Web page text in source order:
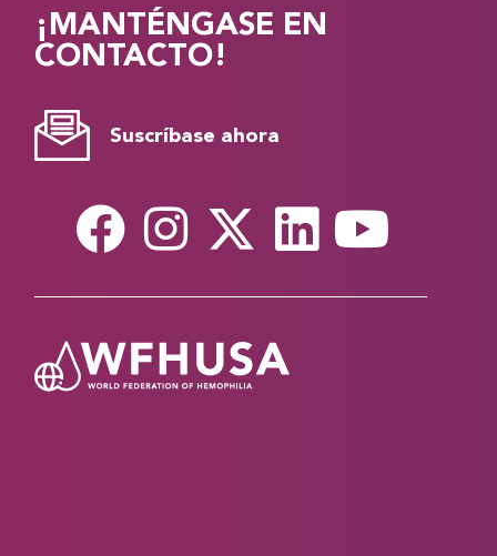
¡MANTÉNGASE EN
CONTACTO!
Suscríbase ahora